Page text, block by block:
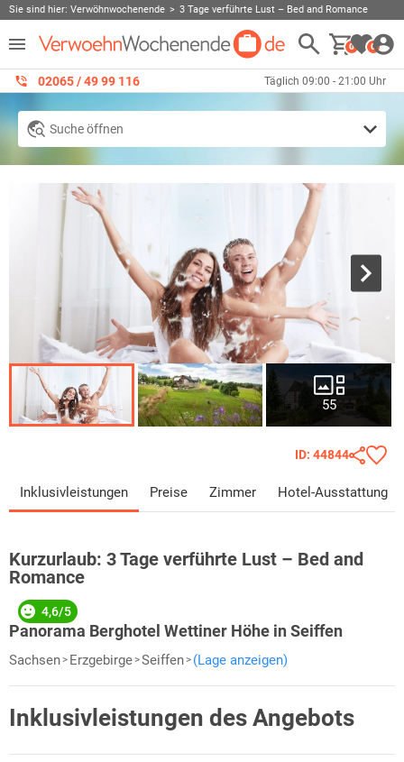
Sie sind hier: Verwöhnwochenende 3 Tage verführte Lust – Bed and Romance
0 0
02065 / 49 ‌99 116 Täglich 09:00 - 21:00 Uhr
Suche öffnen
55
ID: 44844
Inklusivleistungen Preise Zimmer Hotel-Ausstattung
Kurzurlaub: 3 Tage verführte Lust – Bed and
Romance
Panorama Berghotel Wettiner Höhe in Seiffen
4,6/5
Sachsen Erzgebirge Seiffen (Lage anzeigen)
Inklusivleistungen des Angebots